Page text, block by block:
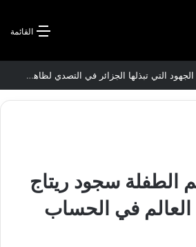
القائمة
سعيود:” إيطاليا تثمن الجهود التي تبذلها الجزائر في التصدي لظاهرة الهجرة غير الشرعية”
سجود ريتاج
العالم في الحساب